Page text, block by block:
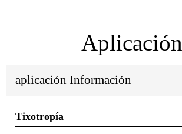
Aplicación
aplicación Información
Tixotropía